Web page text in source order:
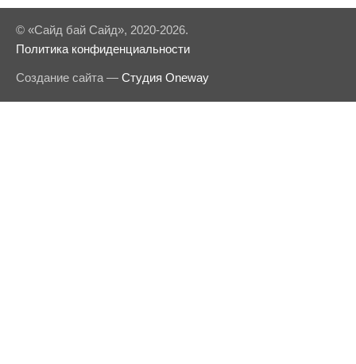
© «Сайд бай Сайд», 2020-2026.
Политика конфиденциальности
Создание сайта — Студия Oneway